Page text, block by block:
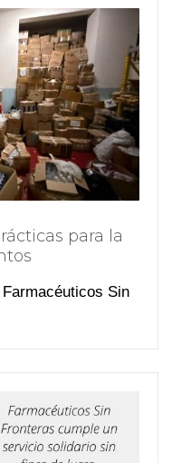
para la
Sin